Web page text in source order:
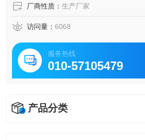
厂商性质： 生产厂家
访问量： 6068
服务热线
010-57105479
产品分类